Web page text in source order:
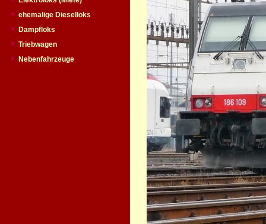
ehemalige Dieselloks
Dampfloks
Triebwagen
Nebenfahrzeuge